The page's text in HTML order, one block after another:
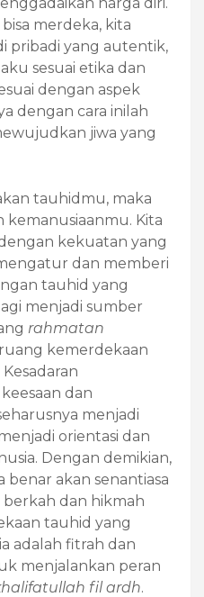
merdeka, kita
pribadi yang autentik,
sesuai etika dan
dengan aspek
dengan cara inilah
jiwa yang
tauhidmu, maka
kemanusiaanmu. Kita
kekuatan yang
dan memberi
tauhid yang
menjadi sumber
rahmatan
kemerdekaan
dan
menjadi
orientasi dan
Dengan demikian,
akan senantiasa
dan hikmah
tauhid yang
adalah fitrah dan
menjalankan peran
fil ardh.